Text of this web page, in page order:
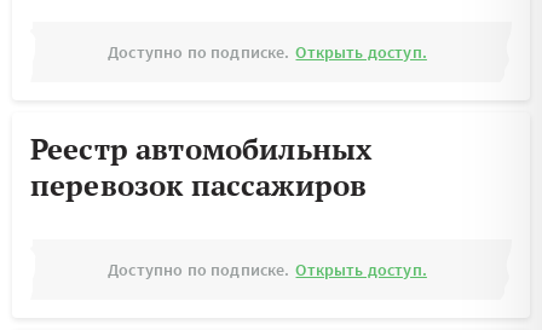
Доступно по подписке. Открыть доступ.
Реестр автомобильных
перевозок пассажиров
Доступно по подписке. Открыть доступ.